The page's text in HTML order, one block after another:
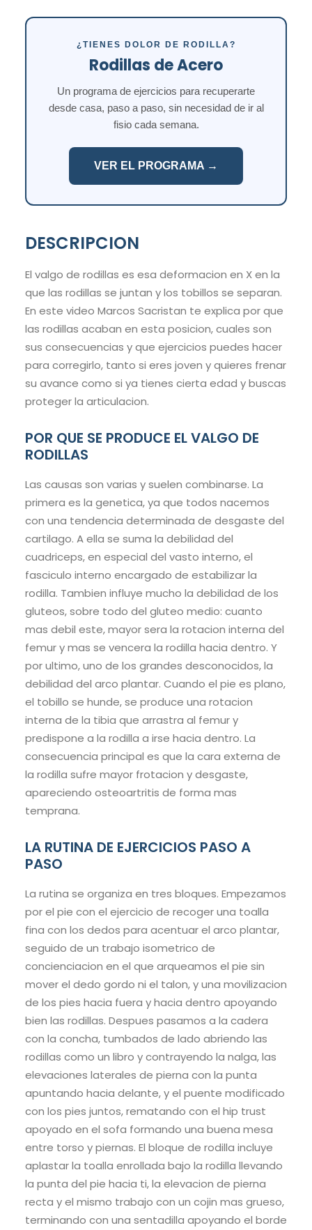
¿TIENES DOLOR DE RODILLA?
Rodillas de Acero
Un programa de ejercicios para recuperarte
desde casa, paso a paso, sin necesidad de ir al
fisio cada semana.
VER EL PROGRAMA →
DESCRIPCION
El valgo de rodillas es esa deformacion en X en la
que las rodillas se juntan y los tobillos se separan.
En este video Marcos Sacristan te explica por que
las rodillas acaban en esta posicion, cuales son
sus consecuencias y que ejercicios puedes hacer
para corregirlo, tanto si eres joven y quieres frenar
su avance como si ya tienes cierta edad y buscas
proteger la articulacion.
POR QUE SE PRODUCE EL VALGO DE
RODILLAS
Las causas son varias y suelen combinarse. La
primera es la genetica, ya que todos nacemos
con una tendencia determinada de desgaste del
cartilago. A ella se suma la debilidad del
cuadriceps, en especial del vasto interno, el
fasciculo interno encargado de estabilizar la
rodilla. Tambien influye mucho la debilidad de los
gluteos, sobre todo del gluteo medio: cuanto
mas debil este, mayor sera la rotacion interna del
femur y mas se vencera la rodilla hacia dentro. Y
por ultimo, uno de los grandes desconocidos, la
debilidad del arco plantar. Cuando el pie es plano,
el tobillo se hunde, se produce una rotacion
interna de la tibia que arrastra al femur y
predispone a la rodilla a irse hacia dentro. La
consecuencia principal es que la cara externa de
la rodilla sufre mayor frotacion y desgaste,
apareciendo osteoartritis de forma mas
temprana.
LA RUTINA DE EJERCICIOS PASO A
PASO
La rutina se organiza en tres bloques. Empezamos
por el pie con el ejercicio de recoger una toalla
fina con los dedos para acentuar el arco plantar,
seguido de un trabajo isometrico de
concienciacion en el que arqueamos el pie sin
mover el dedo gordo ni el talon, y una movilizacion
de los pies hacia fuera y hacia dentro apoyando
bien las rodillas. Despues pasamos a la cadera
con la concha, tumbados de lado abriendo las
rodillas como un libro y contrayendo la nalga, las
elevaciones laterales de pierna con la punta
apuntando hacia delante, y el puente modificado
con los pies juntos, rematando con el hip trust
apoyado en el sofa formando una buena mesa
entre torso y piernas. El bloque de rodilla incluye
aplastar la toalla enrollada bajo la rodilla llevando
la punta del pie hacia ti, la elevacion de pierna
recta y el mismo trabajo con un cojin mas grueso,
terminando con una sentadilla apoyando el borde